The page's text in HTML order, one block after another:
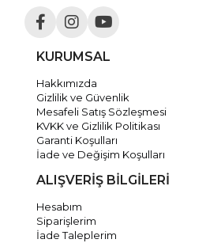
KURUMSAL
Hakkımızda
Gizlilik ve Güvenlik
Mesafeli Satış Sözleşmesi
KVKK ve Gizlilik Politikası
Garanti Koşulları
İade ve Değişim Koşulları
ALIŞVERİŞ BİLGİLERİ
Hesabım
Siparişlerim
İade Taleplerim